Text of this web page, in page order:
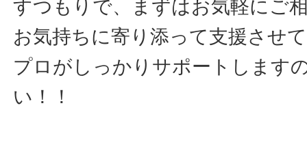
すつもりで、まずはお気軽にご
お気持ちに寄り添って支援させ
プロがしっかりサポートします
い！！